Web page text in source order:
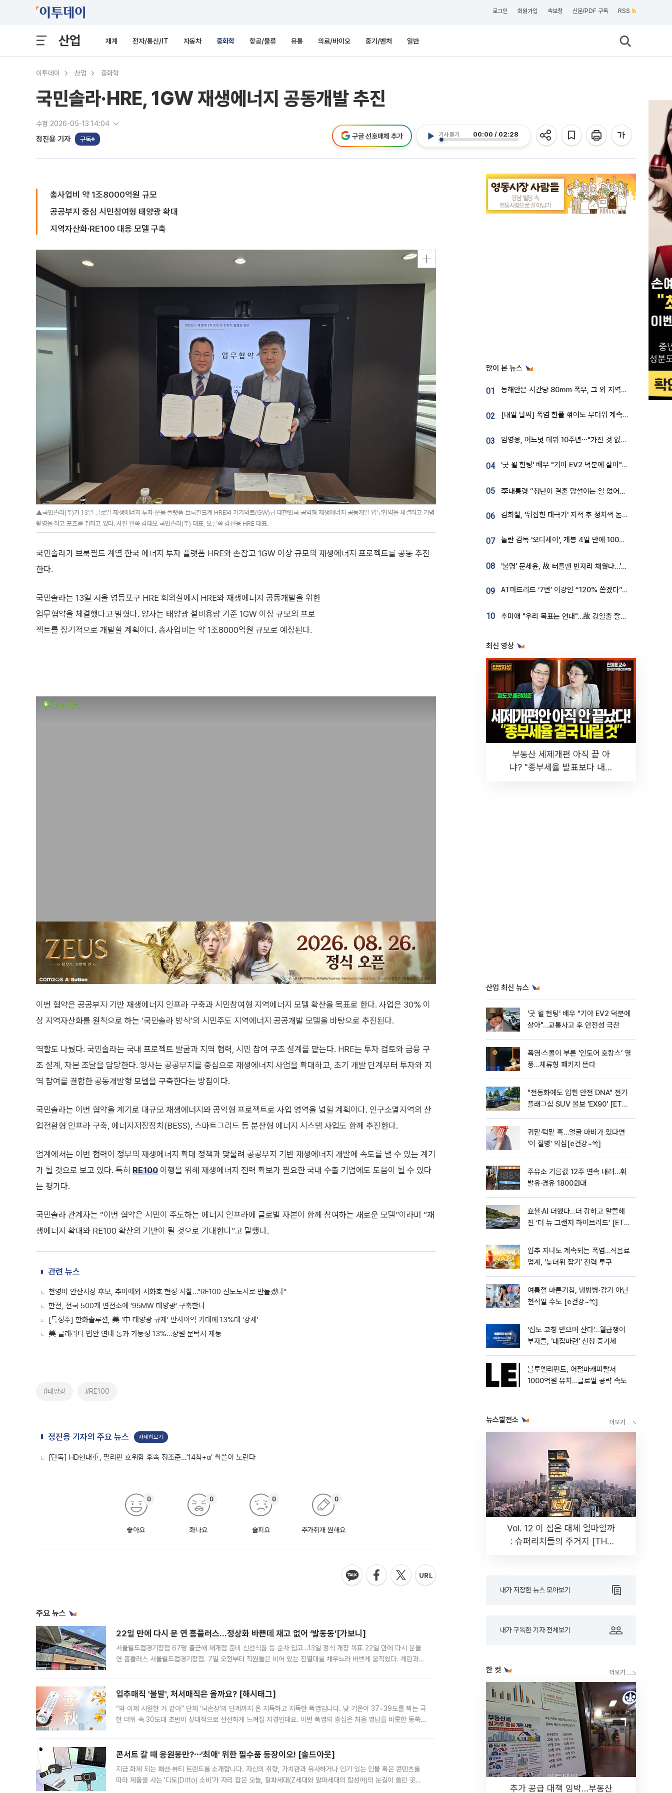
로그인 회원가입 속보창 신문/PDF 구독 RSS
산업 재계 전자/통신/IT 자동차 중화학 항공/물류 유통 의료/바이오 중기/벤처 일반
이투데이 산업 중화학
국민솔라·HRE, 1GW 재생에너지 공동개발 추진
수정 2026-05-13 14:04
정진용 기자 구독
기사 듣기 00:00 / 02:28
구글 선호매체 추가
총사업비 약 1조8000억원 규모
공공부지 중심 시민참여형 태양광 확대
지역자산화·RE100 대응 모델 구축
▲국민솔라(주)가 13일 글로벌 재생에너지 투자·운용 플랫폼 브룩필드계 HRE와 기가와트(GW)급 대한민국 공익형 재생에너지 공동개발 업무협약을 체결하고 기념
촬영을 하고 포즈를 취하고 있다. 사진 왼쪽 김대오 국민솔라(주) 대표, 오른쪽 김선웅 HRE 대표.
국민솔라가 브룩필드 계열 한국 에너지 투자 플랫폼 HRE와 손잡고 1GW 이상 규모의 재생에너지 프로젝트를 공동 추진
한다.
국민솔라는 13일 서울 영등포구 HRE 회의실에서 HRE와 재생에너지 공동개발을 위한
업무협약을 체결했다고 밝혔다. 양사는 태양광 설비용량 기준 1GW 이상 규모의 프로
젝트를 장기적으로 개발할 계획이다. 총사업비는 약 1조8000억원 규모로 예상된다.
이번 협약은 공공부지 기반 재생에너지 인프라 구축과 시민참여형 지역에너지 모델 확산을 목표로 한다. 사업은 30% 이
상 지역자산화를 원칙으로 하는 ‘국민솔라 방식’의 시민주도 지역에너지 공공개발 모델을 바탕으로 추진된다.
역할도 나눴다. 국민솔라는 국내 프로젝트 발굴과 지역 협력, 시민 참여 구조 설계를 맡는다. HRE는 투자 검토와 금융 구
조 설계, 자본 조달을 담당한다. 양사는 공공부지를 중심으로 재생에너지 사업을 확대하고, 초기 개발 단계부터 투자와 지
역 참여를 결합한 공동개발형 모델을 구축한다는 방침이다.
국민솔라는 이번 협약을 계기로 대규모 재생에너지와 공익형 프로젝트로 사업 영역을 넓힐 계획이다. 인구소멸지역의 산
업전환형 인프라 구축, 에너지저장장치(BESS), 스마트그리드 등 분산형 에너지 시스템 사업도 함께 추진한다.
업계에서는 이번 협력이 정부의 재생에너지 확대 정책과 맞물려 공공부지 기반 재생에너지 개발에 속도를 낼 수 있는 계기
가 될 것으로 보고 있다. 특히 RE100 이행을 위해 재생에너지 전력 확보가 필요한 국내 수출 기업에도 도움이 될 수 있다
는 평가다.
국민솔라 관계자는 “이번 협약은 시민이 주도하는 에너지 인프라에 글로벌 자본이 함께 참여하는 새로운 모델”이라며 “재
생에너지 확대와 RE100 확산의 기반이 될 것으로 기대한다”고 말했다.
관련 뉴스
천영미 안산시장 후보, 추미애와 시화호 현장 시찰…"RE100 선도도시로 만들겠다"
한전, 전국 500개 변전소에 '95MW 태양광' 구축한다
[특징주] 한화솔루션, 美 '中 태양광 규제' 반사이익 기대에 13%대 '강세'
美 클래리티 법안 연내 통과 가능성 13%…상원 문턱서 제동
#태양광 #RE100
정진용 기자의 주요 뉴스 자세히보기
[단독] HD현대重, 필리핀 호위함 후속 정조준…‘14척+α’ 싹쓸이 노린다
좋아요
0
화나요
0
슬퍼요
0
추가취재 원해요
0
주요 뉴스
22일 만에 다시 문 연 홈플러스…정상화 바쁜데 재고 없어 ‘발동동’[가보니]
서울월드컵경기장점 67명 출근해 재개점 준비 신선식품 등 순차 입고…13일 정식 개장 목표 22일 만에 다시 문을
연 홈플러스 서울월드컵경기장점. 7일 오전부터 직원들은 비어 있는 진열대를 채우느라 바쁘게 움직였다. 계란과
입추매직 '불발', 처서매직은 올까요? [해시태그]
“와 이제 시원한 거 같아” 단체 ‘뇌손상’의 단계까지 온 지독하고 지독한 폭염입니다. 낮 기온이 37~39도를 찍는 극
한 더위 속 30도대 초반이 상대적으로 선선하게 느껴질 지경인데요. 이번 폭염의 중심은 처음 영남을 비롯한 동쪽
콘서트 갈 때 응원봉만?⋯'최애' 위한 필수품 등장이오! [솔드아웃]
지금 화제 되는 패션·뷰티 트렌드를 소개합니다. 자신의 취향, 가치관과 유사하거나 인기 있는 인물 혹은 콘텐츠를
따라 제품을 사는 '디토(Ditto) 소비'가 자리 잡은 오늘, 잘파세대(Z세대와 알파세대의 합성어)의 눈길이 쏠린 곳은
많이 본 뉴스
01 동해안은 시간당 80㎜ 폭우, 그 외 지역은 폭염…‘극과 극 날씨’
02 [내일 날씨] 폭염 한풀 꺾여도 무더위 계속⋯동해안 이틀 연속 비
03 임영웅, 어느덧 데뷔 10주년⋯"가진 것 없던 시절, 내 앞엔 20명의 팬뿐"
04 '굿 윌 헌팅' 배우 "기아 EV2 덕분에 살아"…교통사고 후 안전성 극찬
05 李대통령 “청년이 결혼 망설이는 일 없어야...제도상 불이익 조사”
06 김희철, '뒤집힌 태극기' 지적 후 정치색 논란…"좌우 떠나 우리나라 국기"
07 놀란 감독 '오디세이', 개봉 4일 만에 100만 돌파⋯'왕사남' 보다 빠르다
08 '불명' 문세윤, 故 터틀맨 빈자리 채웠다…'거북이' 눈물의 최종 우승
09 AT마드리드 ‘7번’ 이강인 “120% 쏟겠다”⋯시메오네 감독 “필요한 선수”
10 추미애 "우리 목표는 연대"…故 강일출 할머니 흉상 제막
최신 영상
부동산 세제개편 아직 끝 아
냐? "종부세율 발표보다 내릴
산업 최신 뉴스
'굿 윌 헌팅' 배우 "기아 EV2 덕분에
살아"…교통사고 후 안전성 극찬
폭염·스콜이 부른 ‘인도어 호캉스’ 열
풍…체류형 패키지 뜬다
"전동화에도 입힌 안전 DNA" 전기
플래그십 SUV 볼보 'EX90' [ET의
귀밑·턱밑 혹…얼굴 마비가 있다면
‘이 질병’ 의심[e건강~쏙]
주유소 기름값 12주 연속 내려…휘
발유·경유 1800원대
효율·AI 더했다…더 강하고 알뜰해
진 ‘더 뉴 그랜저 하이브리드’ [ET의
입추 지나도 계속되는 폭염…식음료
업계, ‘늦더위 잡기’ 전력 투구
여름철 마른기침, 냉방병‧감기 아닌
천식일 수도 [e건강~쏙]
‘집도 코칭 받으며 산다’…월급쟁이
부자들, ‘내집마련’ 신청 증가세
블루엘리펀트, 어펄마캐피탈서
1000억원 유치…글로벌 공략 속도
뉴스발전소
Vol. 12 이 집은 대체 얼마일까
: 슈퍼리치들의 주거지 [THE
내가 저장한 뉴스 모아보기
내가 구독한 기자 전체보기
한 컷
추가 공급 대책 임박…부동산